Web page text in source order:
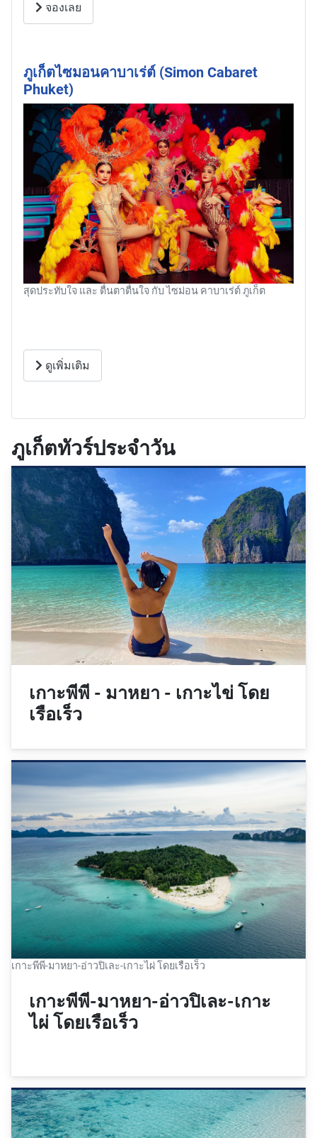
จองเลย
ภูเก็ตไซมอนคาบาเร่ต์ (Simon Cabaret
Phuket)
สุดประทับใจ และ ตื่นตาตื่นใจ กับ ไซม่อน คาบาเร่ต์ ภูเก็ต
ดูเพิ่มเติม
ภูเก็ตทัวร์ประจำวัน
เกาะพีพี - มาหยา - เกาะไข่ โดย
เรือเร็ว
เกาะพีพี-มาหยา-อ่าวปิเละ-เกาะไผ่ โดยเรือเร็ว
เกาะพีพี-มาหยา-อ่าวปิเละ-เกาะ
ไผ่ โดยเรือเร็ว